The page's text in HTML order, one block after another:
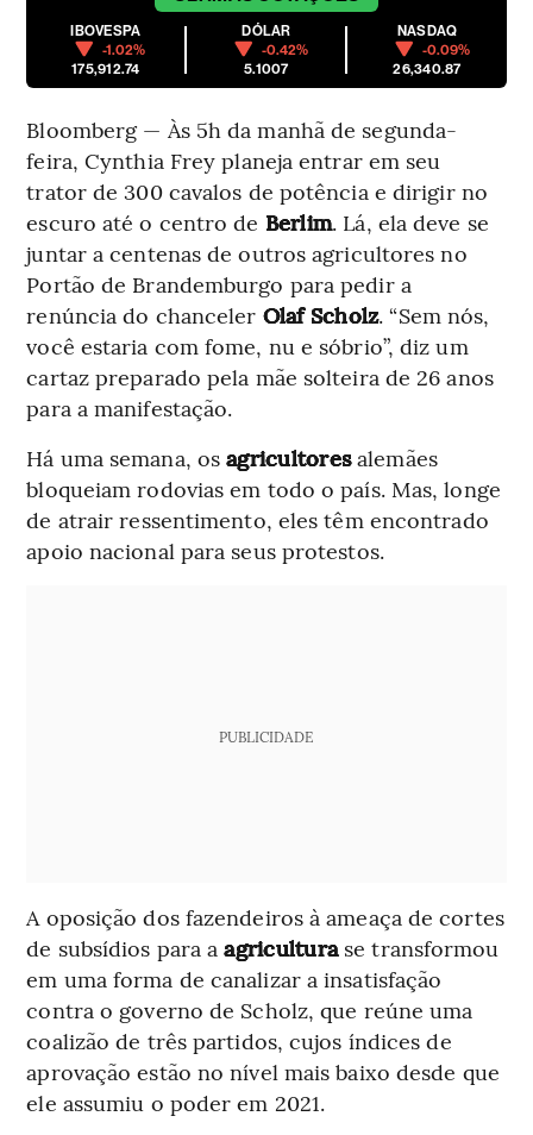
IBOVESPA
-1.02%
175,912.74
DÓLAR
-0.42%
5.1007
NASDAQ
-0.09%
26,340.87
Bloomberg — Às 5h da manhã de segunda-
feira, Cynthia Frey planeja entrar em seu
trator de 300 cavalos de potência e dirigir no
escuro até o centro de Berlim. Lá, ela deve se
juntar a centenas de outros agricultores no
Portão de Brandemburgo para pedir a
renúncia do chanceler Olaf Scholz. “Sem nós,
você estaria com fome, nu e sóbrio”, diz um
cartaz preparado pela mãe solteira de 26 anos
para a manifestação.
Há uma semana, osagricultoresalemães
bloqueiam rodovias em todo o país. Mas, longe
de atrair ressentimento, eles têm encontrado
apoio nacional para seus protestos.
PUBLICIDADE
A oposição dos fazendeiros à ameaça de cortes
de subsídios para aagriculturase transformou
em uma forma de canalizar a insatisfação
contra o governo de Scholz, que reúne uma
coalizão de três partidos, cujos índices de
aprovação estão no nível mais baixo desde que
ele assumiu o poder em 2021.